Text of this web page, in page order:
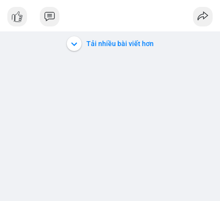
Tải nhiều bài viết hơn